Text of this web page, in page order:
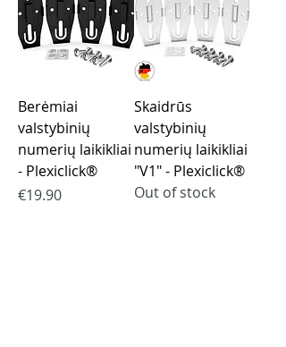
Berėmiai
valstybinių
numerių laikikliai
- Plexiclick®
Price
€19.90
Skaidrūs
valstybinių
numerių laikikliai
"V1" - Plexiclick®
Out of stock